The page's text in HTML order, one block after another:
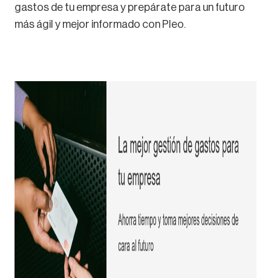
gastos de tu empresa y prepárate para un futuro
más ágil y mejor informado con Pleo.